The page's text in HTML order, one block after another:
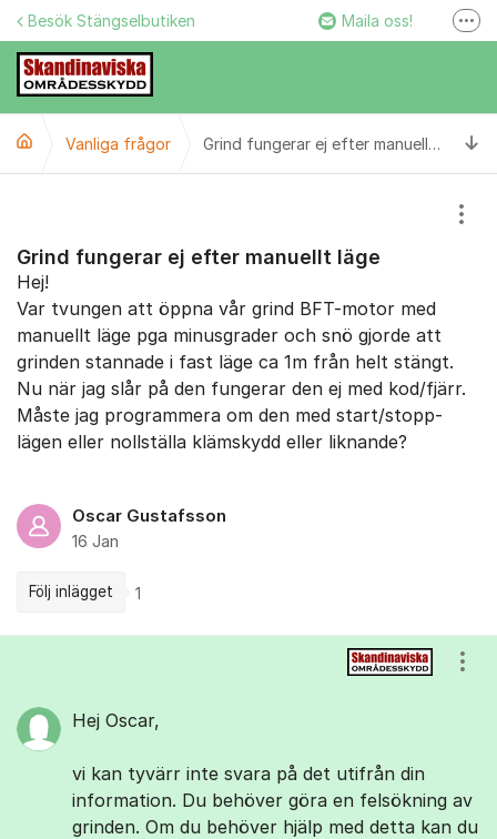
Hoppa till innehåll
Besök Stängselbutiken Maila oss!
Facebook
Vanliga frågor Grind fungerar ej efter manuellt läge
Grind fungerar ej efter manuellt läge
Hej!
Var tvungen att öppna vår grind BFT-motor med
manuellt läge pga minusgrader och snö gjorde att
grinden stannade i fast läge ca 1m från helt stängt.
Nu när jag slår på den fungerar den ej med kod/fjärr.
Måste jag programmera om den med start/stopp-
lägen eller nollställa klämskydd eller liknande?
Oscar Gustafsson
16 Jan
Följ inlägget 1
Hej Oscar,
vi kan tyvärr inte svara på det utifrån din
information. Du behöver göra en felsökning av
grinden. Om du behöver hjälp med detta kan du